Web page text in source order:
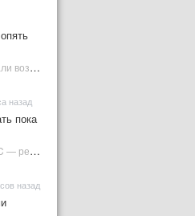
В Marvel Studios прокомментировали возвращение Канга на экраны | Plugged In Ru
назад
пока
Зак Снайдер может вернуться к DC — режиссер общался с Warner Bros. (фото) | Plugged In Ru
назад